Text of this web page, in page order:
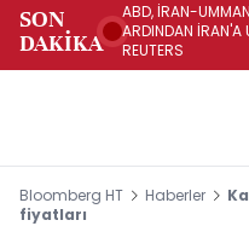
SON
DAKİKA
ABD, İRAN-
ARDINDAN İRAN'A
REUTERS
Bloomberg HT Haberler
fiyatları